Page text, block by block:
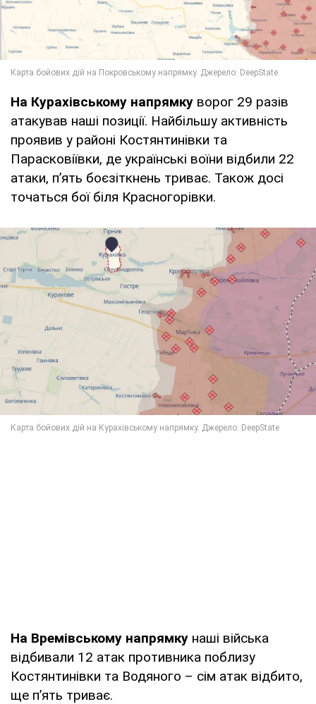
На Курахівському напрямку ворог 29 разів
атакував наші позиції. Найбільшу активність
проявив у районі Костянтинівки та
Парасковіївки, де українські воїни відбили 22
атаки, п’ять боєзіткнень триває. Також досі
точаться бої біля Красногорівки.
На Времівському напрямку наші війська
відбивали 12 атак противника поблизу
Костянтинівки та Водяного – сім атак відбито,
ще п’ять триває.